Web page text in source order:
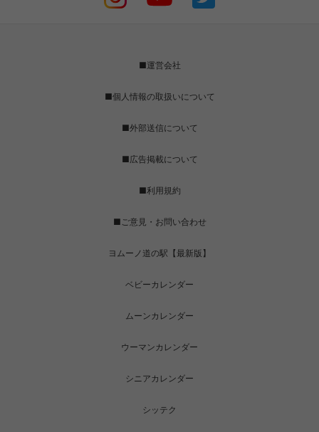
■運営会社
■個人情報の取扱いについて
■外部送信について
■広告掲載について
■利用規約
■ご意見・お問い合わせ
ヨムーノ道の駅【最新版】
ベビーカレンダー
ムーンカレンダー
ウーマンカレンダー
シニアカレンダー
シッテク